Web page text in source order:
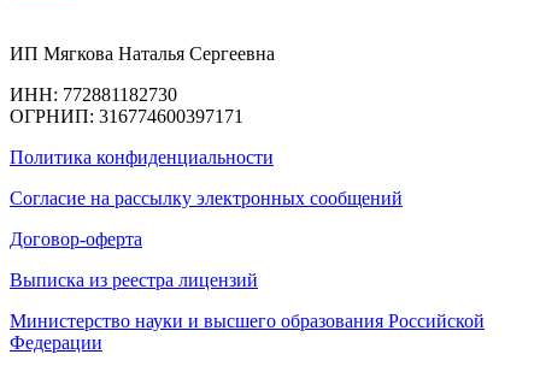
ИП Мягкова Наталья Сергеевна
ИНН: 772881182730
ОГРНИП: 316774600397171
Политика конфиденциальности
Согласие на рассылку электронных сообщений
Договор-оферта
Выписка из реестра лицензий
Министерство науки и высшего образования Российской
Федерации